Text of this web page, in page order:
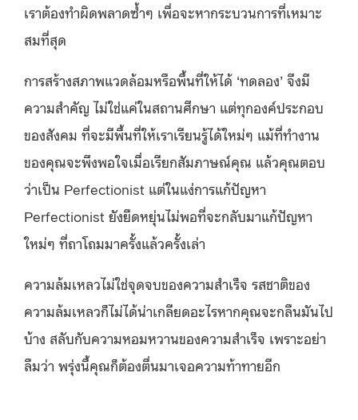
เราต้องทำผิดพลาดซ้ำๆ เพื่อจะหากระบวนการที่เหมาะ
สมที่สุด
การสร้างสภาพแวดล้อมหรือพื้นที่ให้ได้ ‘ทดลอง’ จึงมี
ความสำคัญ ไม่ใช่แค่ในสถานศึกษา แต่ทุกองค์ประกอบ
ของสังคม ที่จะมีพื้นที่ให้เราเรียนรู้ได้ใหม่ๆ แม้ที่ทำงาน
ของคุณจะพึงพอใจเมื่อเรียกสัมภาษณ์คุณ แล้วคุณตอบ
ว่าเป็น Perfectionist แต่ในแง่การแก้ปัญหา
Perfectionist ยังยืดหยุ่นไม่พอที่จะกลับมาแก้ปัญหา
ใหม่ๆ ที่ถาโถมมาครั้งแล้วครั้งเล่า
ความล้มเหลวไม่ใช่จุดจบของความสำเร็จ รสชาติของ
ความล้มเหลวก็ไม่ได้น่าเกลียดอะไรหากคุณจะกลืนมันไป
บ้าง สลับกับความหอมหวานของความสำเร็จ เพราะอย่า
ลืมว่า พรุ่งนี้คุณก็ต้องตื่นมาเจอความท้าทายอีก